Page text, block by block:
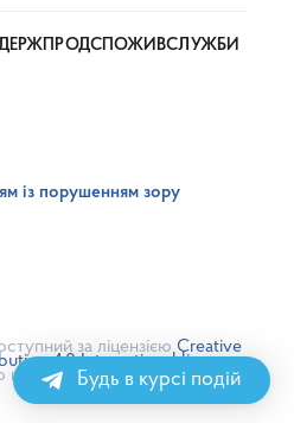
ДЕРЖПРОДСПОЖИВСЛУЖБИ
із порушенням зору
за ліцензією Creative
4.0 International license,
не зазначено іншеБудь в курсі подій